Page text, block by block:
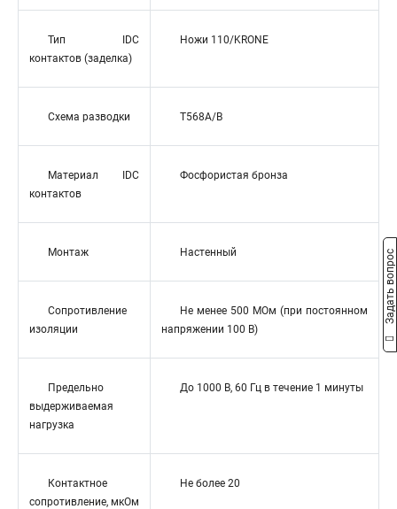
Тип IDC
контактов (заделка)
Ножи 110/KRONE
Схема разводки T568A/B
Материал IDC
контактов
Фосфористая бронза
Монтаж Настенный
Сопротивление
изоляции
Не менее 500 МОм (при постоянном
напряжении 100 В)
Предельно
выдерживаемая
нагрузка
До 1000 В, 60 Гц в течение 1 минуты
Контактное
сопротивление, мкОм
Не более 20
Задать вопрос